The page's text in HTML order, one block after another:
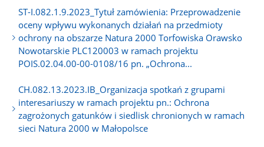
ST-I.082.1.9.2023_Tytuł zamówienia: Przeprowadzenie
oceny wpływu wykonanych działań na przedmioty
ochrony na obszarze Natura 2000 Torfowiska Orawsko
Nowotarskie PLC120003 w ramach projektu
POIS.02.04.00-00-0108/16 pn. „Ochrona...
CH.082.13.2023.IB_Organizacja spotkań z grupami
interesariuszy w ramach projektu pn.: Ochrona
zagrożonych gatunków i siedlisk chronionych w ramach
sieci Natura 2000 w Małopolsce